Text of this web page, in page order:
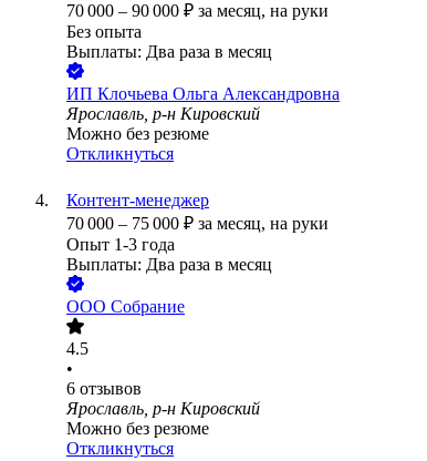
70 000 – 90 000 ₽ за месяц, на руки
Без опыта
Выплаты: Два раза в месяц
ИП Клочьева Ольга Александровна
Ярославль, р-н Кировский
Можно без резюме
Откликнуться
Контент-менеджер
70 000 – 75 000 ₽ за месяц, на руки
Опыт 1-3 года
Выплаты: Два раза в месяц
ООО Собрание
4.5
•
6 отзывов
Ярославль, р-н Кировский
Можно без резюме
Откликнуться